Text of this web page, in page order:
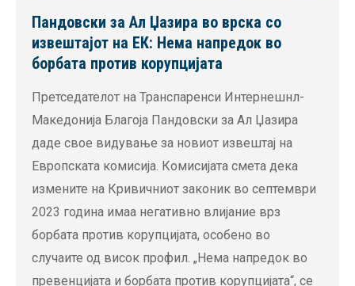
Пандовски за Ал Џазира во врска со
извештајот на ЕК: Нема напредок во
борбата против корупцијата
Претседателот на Транспаренси Интернешнл-
Македонија Благоја Пандовски за Ал Џазира
даде свое видување за новиот извештај на
Европската комисија. Комисијата смета дека
измените на Кривичниот законик во септември
2023 година имаа негативно влијание врз
борбата против корупцијата, особено во
случаите од висок профил. „Нема напредок во
превенцијата и борбата против корупцијата“, се